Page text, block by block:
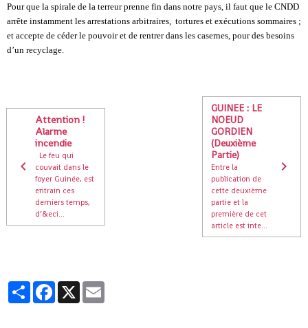
Pour que la spirale de la terreur prenne fin dans notre pays, il faut que le CNDD
arrête instamment les arrestations arbitraires, tortures et exécutions sommaires ;
et accepte de céder le pouvoir et de rentrer dans les casernes, pour des besoins
d’un recyclage.
Attention !
Alarme
incendie
Le feu qui
couvait dans le
foyer Guinée, est
entrain ces
derniers temps,
d’&eci...
GUINEE : LE
NOEUD
GORDIEN
(Deuxième
Partie)
Entre la
publication de
cette deuxième
partie et la
première de cet
article est inte...
PartagerFacebook
X